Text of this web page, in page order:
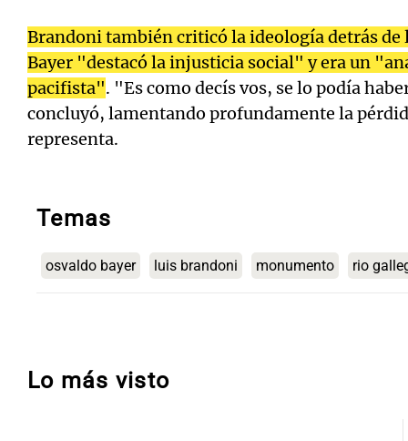
Brandoni también criticó la ideología detrás de
Bayer "destacó la injusticia social" y era un
pacifista". "Es como decís vos, se lo podía
concluyó, lamentando profundamente la
representa.
Temas
osvaldo bayer luis brandoni monumento rio
Lo más visto